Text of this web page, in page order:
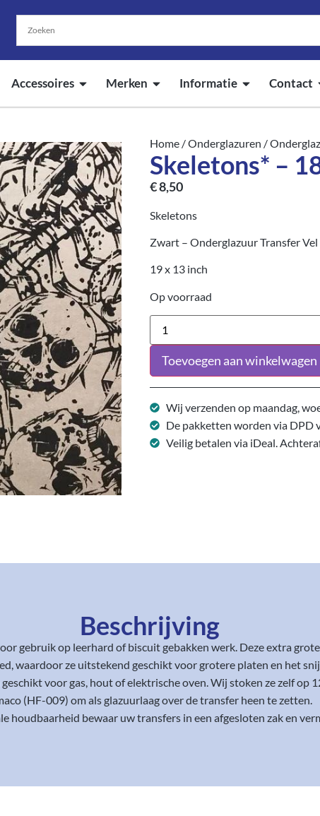
Accessoires Merken Informatie Contact
Home /Onderglazuren /
Skeletons* –
€8,50
Skeletons
Zwart – Onderglazuur Transfer Vel
19 x 13 inch
Op voorraad
Toevoegen aan winkelwagen
Wij verzenden op maandag,
De pakketten worden via DPD
Veilig betalen via iDeal.
Beschrijving
gebruik op leerhard of biscuit gebakken werk. Deze extra
waardoor ze uitstekend geschikt voor grotere platen en het
voor gas, hout of elektrische oven. Wij stoken ze zelf op
(HF-009) om als glazuurlaag over de transfer heen te zetten.
houdbaarheid bewaar uw transfers in een afgesloten zak en